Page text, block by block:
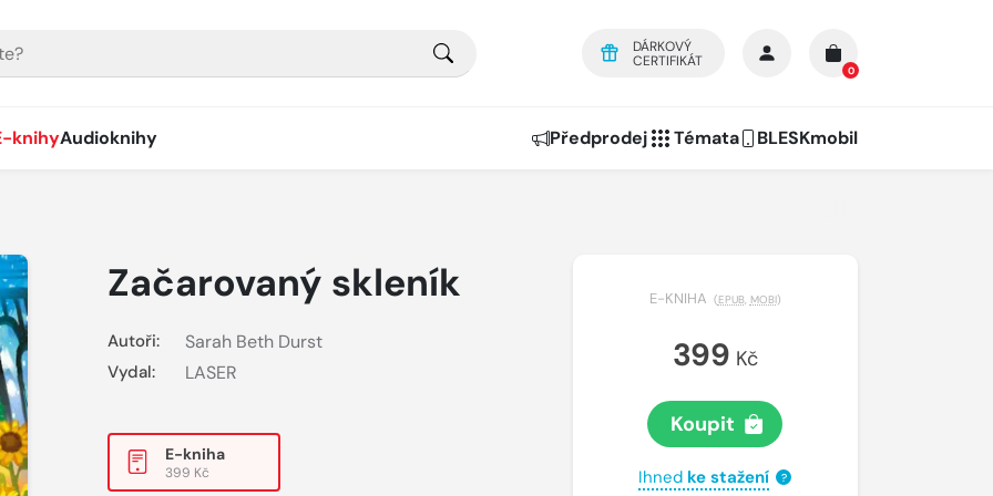
DÁRKOVÝ
CERTIFIKÁT
0
knihyAudioknihy Předprodej Témata BLESKmobil
Začarovaný skleník
Autoři: Sarah Beth Durst
Vydal: LASER
E-kniha
399 Kč
E-KNIHA (EPUB, MOBI)
399 Kč
Koupit
Ihned ke stažení ?